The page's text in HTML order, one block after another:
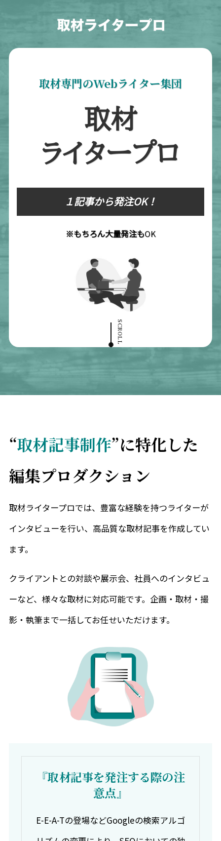
取材専門のWebライター集団
取材
ライタープロ
１記事から発注OK！
※もちろん大量発注もOK
SCROLL
“取材記事制作”に特化した
編集プロダクション
取材ライタープロでは、豊富な経験を持つライターが
インタビューを行い、高品質な取材記事を作成してい
ます。
クライアントとの対談や展示会、社員へのインタビュ
ーなど、様々な取材に対応可能です。企画・取材・撮
影・執筆まで一括してお任せいただけます。
『取材記事を発注する際の注
意点』
E-E-A-Tの登場などGoogleの検索アルゴ